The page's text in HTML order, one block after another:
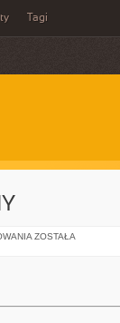
Tagi
SKUTECZNA
ZOSTAŁA